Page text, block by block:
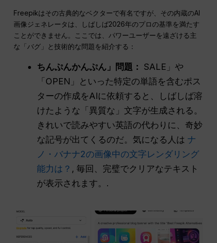
Freepikはその古典的なベクターで有名ですが、その内蔵のAI
画像ジェネレータは、しばしば2026年のプロの基準を満たす
ことができません。ここでは、パワーユーザーを遠ざける主
な「バグ」と技術的な問題を紹介する：
ちんぷんかんぷん」問題：
SALE」や
「OPEN」といった特定の単語を含むポス
ターの作成をAIに依頼すると、しばしば溶
けたような「異質な」文字が生成される。
きれいで読みやすい英語の代わりに、奇妙
な記号が出てくるのだ。気になる人は ナ
ノ・バナナ2の画像中の文字レンダリング
能力は？ , 毎回、完璧でクリアなテキスト
が表示されます。.